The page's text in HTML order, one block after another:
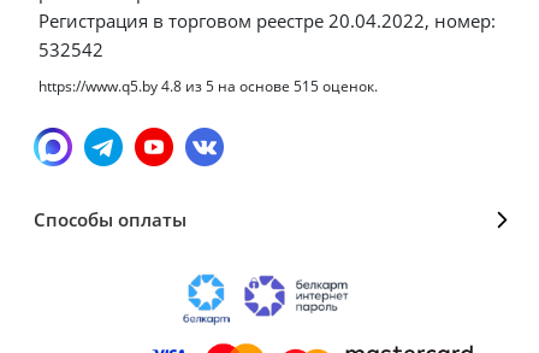
Регистрация в торговом реестре 20.04.2022, номер:
532542
https://www.q5.by4.8 из5 на основе 515оценок.
Способы оплаты